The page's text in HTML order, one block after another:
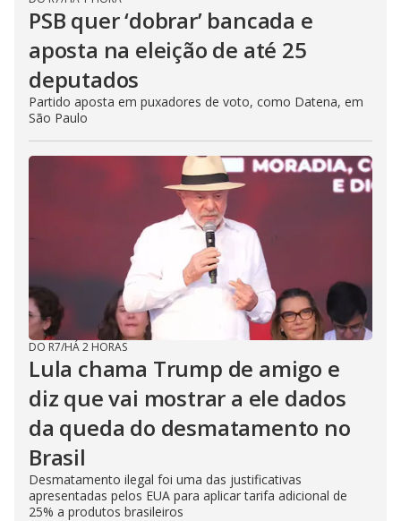
PSB quer ‘dobrar’ bancada e
aposta na eleição de até 25
deputados
Partido aposta em puxadores de voto, como Datena, em
São Paulo
DO R7/HÁ 2 HORAS
Lula chama Trump de amigo e
diz que vai mostrar a ele dados
da queda do desmatamento no
Brasil
Desmatamento ilegal foi uma das justificativas
apresentadas pelos EUA para aplicar tarifa adicional de
25% a produtos brasileiros